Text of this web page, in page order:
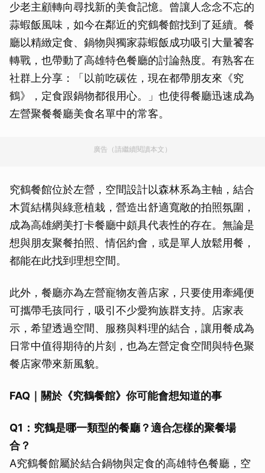
少老主顧轉向尋找新的美食記憶。曾讓人念念不忘的
蒜蝦飯風味，如今在鄰近的究鶴餐館找到了延續。餐
廳以精緻定食、鍋物與獨家蒜蝦飯成功吸引大量饕客
轉戰，也帶動了高雄特色餐廳的討論熱度。有熟客在
社群上分享：「以前吃碳佐，現在都帶朋友來《究
鶴》，定食跟鍋物都很用心。」也使得餐廳迅速成為
左營聚餐餐廳美食名單中的常客。
廣告（請繼續閱讀本文）
究鶴餐館位於左營，空間設計以森林系為主軸，結合
木質結構與綠意植栽，營造出舒適寬敞的拍照氛圍，
成為高雄網美打卡餐廳中頗具代表性的存在。無論是
想與朋友聚餐拍照、情侶約會，或是單人放鬆用餐，
都能在此找到理想空間。
此外，餐廳亦為左營寵物友善店家，只要使用牽繩便
可攜帶毛孩同行，吸引不少愛狗族群支持。店家表
示，希望透過空間、服務與料理的結合，讓用餐成為
日常中值得期待的片刻，也為左營定食空間與特色聚
餐店家帶來新風貌。
FAQ｜關於《究鶴餐館》你可能會想知道的事
Q1：究鶴是哪一類型的餐廳？適合怎樣的聚餐場
合？
A究鶴餐館屬於結合鍋物與定食的高雄特色餐廳，空